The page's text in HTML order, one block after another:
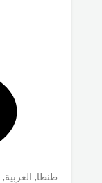
طنطا, الغربية,